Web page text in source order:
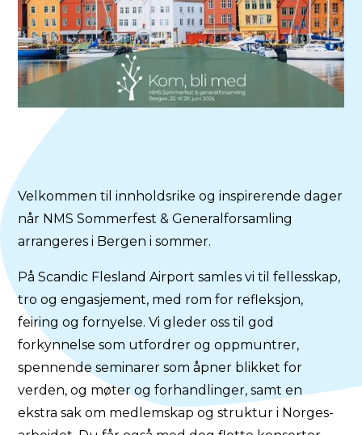
Velkommen til innholdsrike og inspirerende dager
når NMS Sommerfest & Generalforsamling
arrangeres i Bergen i sommer.
På Scandic Flesland Airport samles vi til fellesskap,
tro og engasjement, med rom for refleksjon,
feiring og fornyelse. Vi gleder oss til god
forkynnelse som utfordrer og oppmuntrer,
spennende seminarer som åpner blikket for
verden, og møter og forhandlinger, samt en
ekstra sak om medlemskap og struktur i Norges-